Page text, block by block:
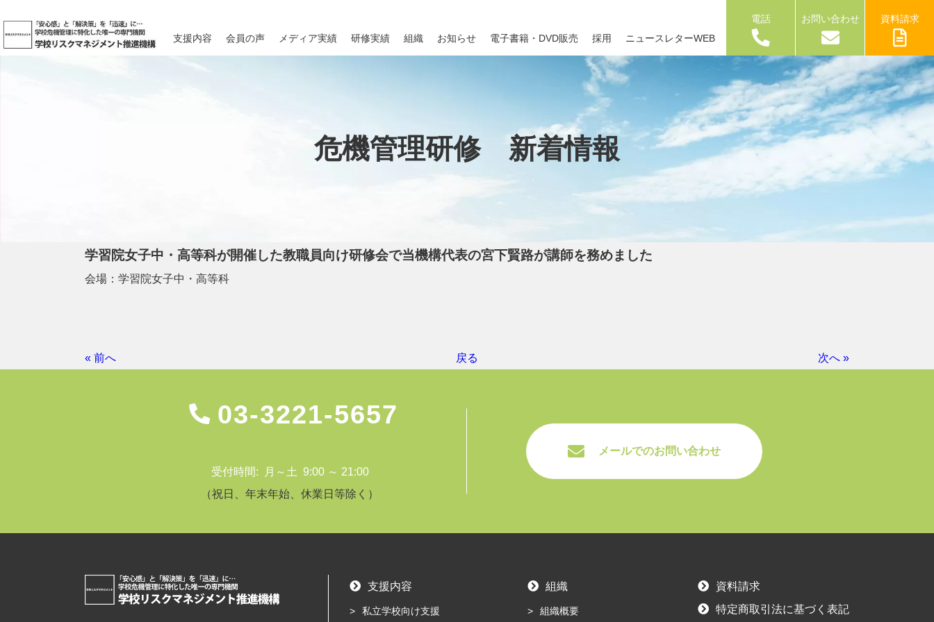
支援内容 会員の声 メディア実績 研修実績 組織 お知らせ 電子書籍・DVD販売 採用 ニュースレターWEB
電話 お問い合わせ 資料請求
危機管理研修 新着情報
学習院女子中・高等科が開催した教職員向け研修会で当機構代表の宮下賢路が講師を務めました
会場：学習院女子中・高等科
« 前へ 戻る 次へ »
03-3221-5657
受付時間: 月～土 9:00 ～ 21:00
（祝日、年末年始、休業日等除く）
メールでのお問い合わせ
支援内容
私立学校向け支援
組織
組織概要
資料請求
特定商取引法に基づく表記